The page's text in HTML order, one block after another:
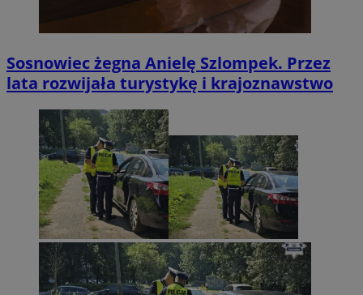
Sosnowiec żegna Anielę Szlompek. Przez
lata rozwijała turystykę i krajoznawstwo